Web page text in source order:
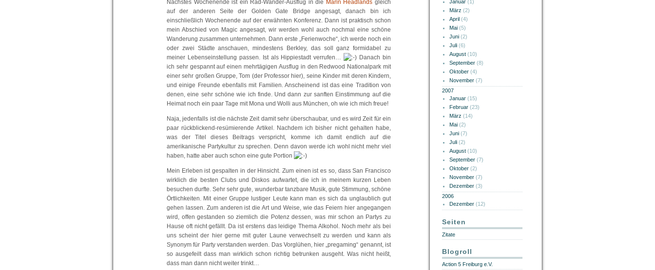
Nächstes Wochenende ist ein Rad-Wander-Ausflug in die Marin Headlands gleich
auf der anderen Seite der Golden Gate Bridge angesagt, danach bin ich
einschließlich Wochenende auf der erwähnten Konferenz. Dann ist praktisch schon
mein Abschied von Magic angesagt, wir werden wohl auch nochmal eine schöne
Wanderung zusammen unternehmen. Dann erste „Ferienwoche“, ich werde noch ein
oder zwei Städte anschauen, mindestens Berkley, das soll ganz formidabel zu
meiner Lebenseinstellung passen. Ist als Hippiestadt verrufen…
Danach bin
ich sehr gespannt auf einen mehrtägigen Ausflug in den Redwood Nationalpark mit
einer sehr großen Gruppe, Tom (der Professor hier), seine Kinder mit deren Kindern,
und einige Freunde ebenfalls mit Familien. Anscheinend ist das eine Tradition von
denen, eine sehr schöne wie ich finde. Und dann zur sanften Einstimmung auf die
Heimat noch ein paar Tage mit Mona und Wolli aus München, oh wie ich mich freue!
Naja, jedenfalls ist die nächste Zeit damit sehr überschaubar, und es wird Zeit für ein
paar rückblickend-resümierende Artikel. Nachdem ich bisher nicht gehalten habe,
was der Titel dieses Beitrags verspricht, komme ich damit endlich auf die
amerikanische Partykultur zu sprechen. Denn davon werde ich wohl nicht mehr viel
haben, hatte aber auch schon eine gute Portion
Mein Erleben ist gespalten in der Hinsicht. Zum einen ist es so, dass San Francisco
wirklich die besten Clubs und Diskos aufwartet, die ich in meinem kurzen Leben
besuchen durfte. Sehr sehr gute, wunderbar tanzbare Musik, gute Stimmung, schöne
Örtlichkeiten. Mit einer Gruppe lustiger Leute kann man es sich da unglaublich gut
gehen lassen. Zum anderen ist die Art und Weise, wie das Feiern hier angegangen
wird, offen gestanden so ziemlich die Potenz dessen, was mir schon an Partys zu
Hause oft nicht gefällt. Da ist erstens das leidige Thema Alkohol. Noch mehr als bei
uns scheint der hier gerne mit guter Laune verwechselt zu werden und kann als
Synonym für Party verstanden werden. Das Vorglühen, hier „pregaming“ genannt, ist
so ausgefeilt dass man wirklich schon richtig betrunken ausgeht. Was nicht heißt,
dass man dann nicht weiter trinkt…
Januar (1)
März (2)
April (4)
Mai (5)
Juni (2)
Juli (6)
August (10)
September (8)
Oktober (4)
November (7)
2007
Januar (15)
Februar (23)
März (14)
Mai (2)
Juni (7)
Juli (2)
August (10)
September (7)
Oktober (2)
November (7)
Dezember (3)
2006
Dezember (12)
Seiten
Zitate
Blogroll
Action 5 Freiburg e.V.